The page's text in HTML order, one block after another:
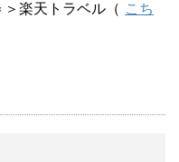
楽天トラベル（ こち